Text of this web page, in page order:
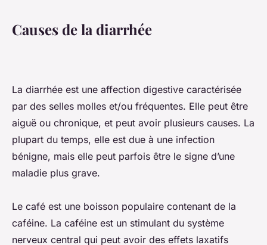
Causes de la diarrhée
La diarrhée est une affection digestive caractérisée
par des selles molles et/ou fréquentes. Elle peut être
aiguë ou chronique, et peut avoir plusieurs causes. La
plupart du temps, elle est due à une infection
bénigne, mais elle peut parfois être le signe d’une
maladie plus grave.
Le café est une boisson populaire contenant de la
caféine. La caféine est un stimulant du système
nerveux central qui peut avoir des effets laxatifs